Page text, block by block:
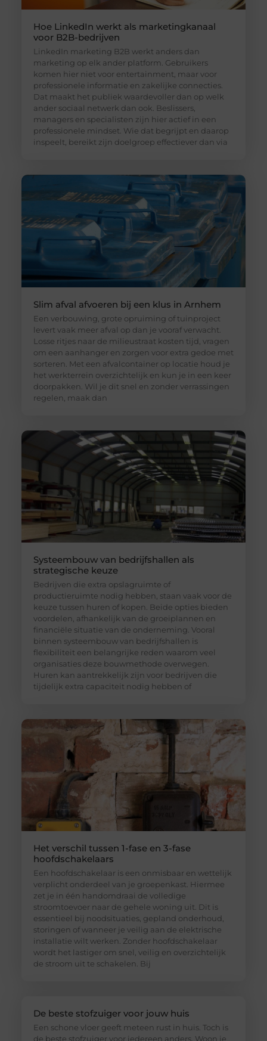
Hoe LinkedIn werkt als marketingkanaal
voor B2B-bedrijven
LinkedIn marketing B2B werkt anders dan
marketing op elk ander platform. Gebruikers
komen hier niet voor entertainment, maar voor
professionele informatie en zakelijke connecties.
Dat maakt het publiek waardevoller dan op welk
ander sociaal netwerk dan ook. Beslissers,
managers en specialisten zijn hier actief in een
professionele mindset. Wie dat begrijpt en daarop
inspeelt, bereikt zijn doelgroep effectiever dan via
Slim afval afvoeren bij een klus in Arnhem
Een verbouwing, grote opruiming of tuinproject
levert vaak meer afval op dan je vooraf verwacht.
Losse ritjes naar de milieustraat kosten tijd, vragen
om een aanhanger en zorgen voor extra gedoe met
sorteren. Met een afvalcontainer op locatie houd je
het werkterrein overzichtelijk en kun je in een keer
doorpakken. Wil je dit snel en zonder verrassingen
regelen, maak dan
Systeembouw van bedrijfshallen als
strategische keuze
Bedrijven die extra opslagruimte of
productieruimte nodig hebben, staan vaak voor de
keuze tussen huren of kopen. Beide opties bieden
voordelen, afhankelijk van de groeiplannen en
financiële situatie van de onderneming. Vooral
binnen systeembouw van bedrijfshallen is
flexibiliteit een belangrijke reden waarom veel
organisaties deze bouwmethode overwegen.
Huren kan aantrekkelijk zijn voor bedrijven die
tijdelijk extra capaciteit nodig hebben of
Het verschil tussen 1-fase en 3-fase
hoofdschakelaars
Een hoofdschakelaar is een onmisbaar en wettelijk
verplicht onderdeel van je groepenkast. Hiermee
zet je in één handomdraai de volledige
stroomtoevoer naar de gehele woning uit. Dit is
essentieel bij noodsituaties, gepland onderhoud,
storingen of wanneer je veilig aan de elektrische
installatie wilt werken. Zonder hoofdschakelaar
wordt het lastiger om snel, veilig en overzichtelijk
de stroom uit te schakelen. Bij
De beste stofzuiger voor jouw huis
Een schone vloer geeft meteen rust in huis. Toch is
de beste stofzuiger voor iedereen anders. Woon je